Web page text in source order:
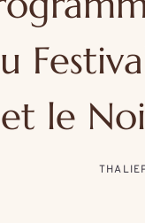
et le